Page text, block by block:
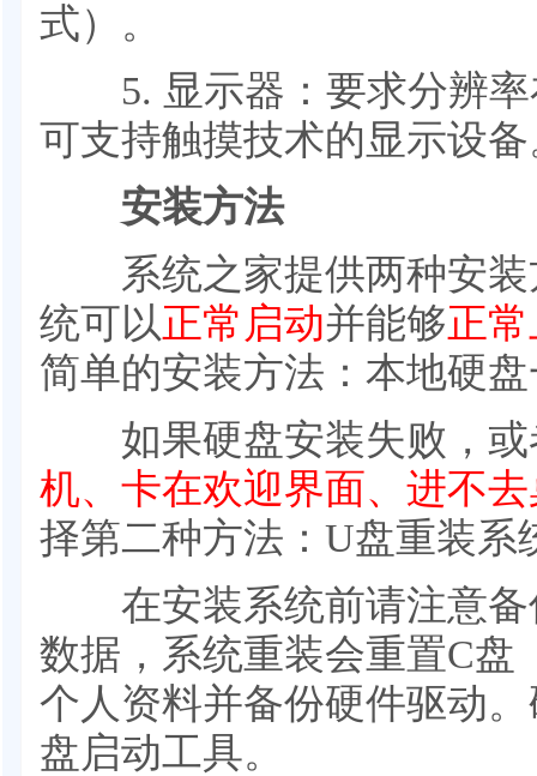
式）。
5. 显示器：要求分辨率
可支持触摸技术的显示设
安装方法
系统之家提供两种安装
统可以正常启动并能够正
简单的安装方法：本地硬
如果硬盘安装失败，或
机、卡在欢迎界面、进不
择第二种方法：U盘重装系
在安装系统前请注意备
数据，系统重装会重置C盘
个人资料并备份硬件驱动
盘启动工具。